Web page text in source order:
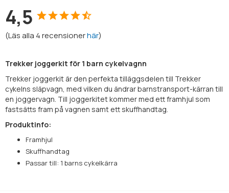
4,5
(Läs alla 4recensionerhär)
Trekker joggerkit för 1 barn cykelvagnn
Trekker joggerkit är den perfekta tilläggsdelen till Trekker
cykelns släpvagn, med vilken du ändrar barnstransport-kärran till
en joggervagn. Till joggerkitet kommer med ett framhjul som
fastsätts fram på vagnen samt ett skuffhandtag.
Produktinfo:
Framhjul
Skuffhandtag
Passar till: 1 barns cykelkärra